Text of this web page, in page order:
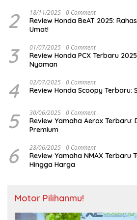
2 18/11/2025 0 Comment
Review Honda BeAT 2025:
Umat!
3 01/07/2025 0 Comment
Review Honda PCX Terbaru
Nyaman
4 02/07/2025 0 Comment
Review Honda Scoopy Terbaru:
5 30/06/2025 0 Comment
Review Yamaha Aerox Terbaru:
Premium
6 28/06/2025 0 Comment
Review Yamaha NMAX Terbaru
Hingga Harga
Motor Pilihanmu!